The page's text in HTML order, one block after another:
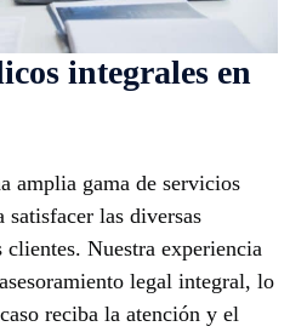
integrales en
amplia gama de servicios
satisfacer las diversas
clientes. Nuestra experiencia
legal integral, lo
reciba la atención y el